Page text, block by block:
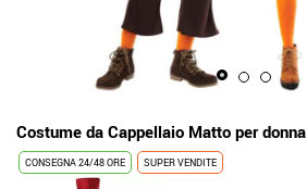
Costume da Cappellaio Matto per donna
CONSEGNA 24/48 ORE SUPER VENDITE